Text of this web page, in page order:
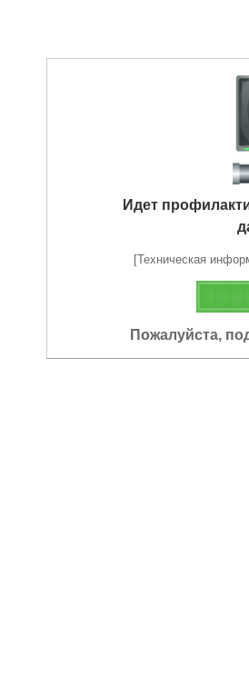
Идет
[Техническая
Пожалуйста,